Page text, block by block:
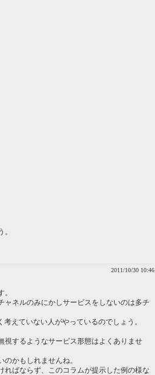
2011/10/30 10:46
ャネルのみにかしサービスをしないのは多チ
えていない人がやっているのでしょう。
視するようなサービス形態はよくありませ
かもしれませんね。
ばならず、このコラムが提示した例の様な